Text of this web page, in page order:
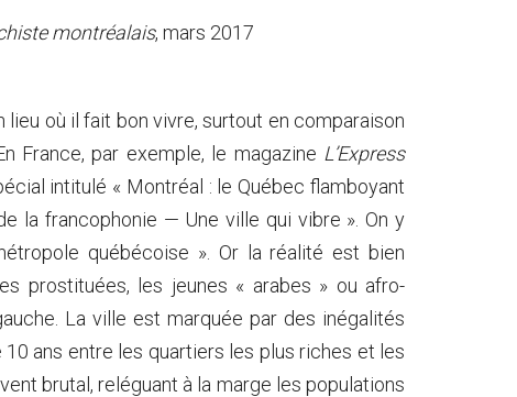
montréalais, mars 2017
où il fait bon vivre, surtout en comparaison
France, par exemple, le magazine L’Express
intitulé « Montréal : le Québec flamboyant
la francophonie — Une ville qui vibre ». On y
québécoise ». Or la réalité est bien
prostituées, les jeunes « arabes » ou afro-
La ville est marquée par des inégalités
ans entre les quartiers les plus riches et les
brutal, reléguant à la marge les populations